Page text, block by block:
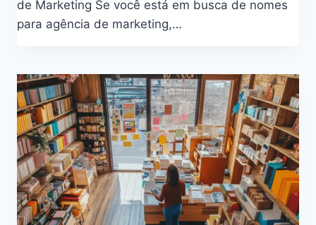
de Marketing Se você está em busca de nomes
para agência de marketing,…